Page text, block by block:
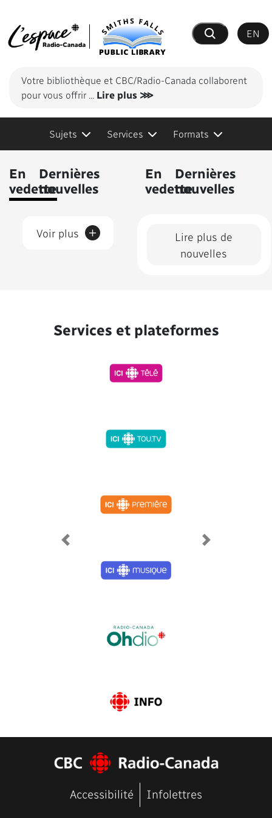
Recherche
EN
Votre bibliothèque et CBC/Radio-Canada collaborent
pour vous offrir ... Lire plus ⋙
Sujets Services Formats
En
vedette
Dernières
nouvelles
Lire plus de
nouvelles
En
vedette
Dernières
nouvelles
Voir plus +
Services et plateformes
Previous Next
Accessibilité Infolettres